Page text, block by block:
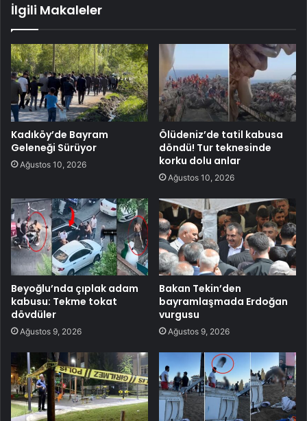
İlgili Makaleler
Kadıköy’de Bayram
Geleneği Sürüyor
Ağustos 10, 2026
Ölüdeniz’de tatil kabusa
döndü! Tur teknesinde
korku dolu anlar
Ağustos 10, 2026
Beyoğlu’nda çıplak adam
kabusu: Tekme tokat
dövdüler
Ağustos 9, 2026
Bakan Tekin’den
bayramlaşmada Erdoğan
vurgusu
Ağustos 9, 2026